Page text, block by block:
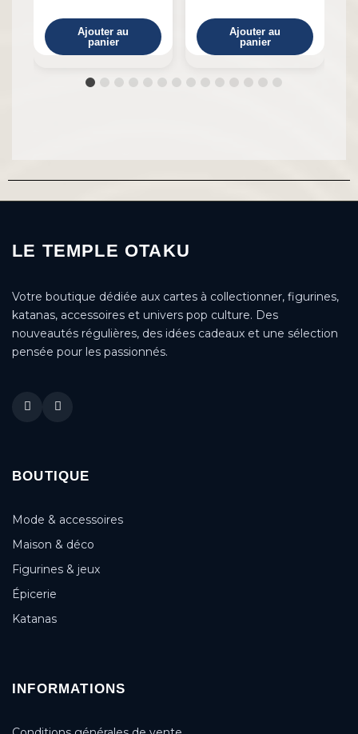
Ajouter au
panier
Ajouter au
panier
LE TEMPLE OTAKU
Votre boutique dédiée aux cartes à collectionner, figurines,
katanas, accessoires et univers pop culture. Des
nouveautés régulières, des idées cadeaux et une sélection
pensée pour les passionnés.
BOUTIQUE
Mode & accessoires
Maison & déco
Figurines & jeux
Épicerie
Katanas
INFORMATIONS